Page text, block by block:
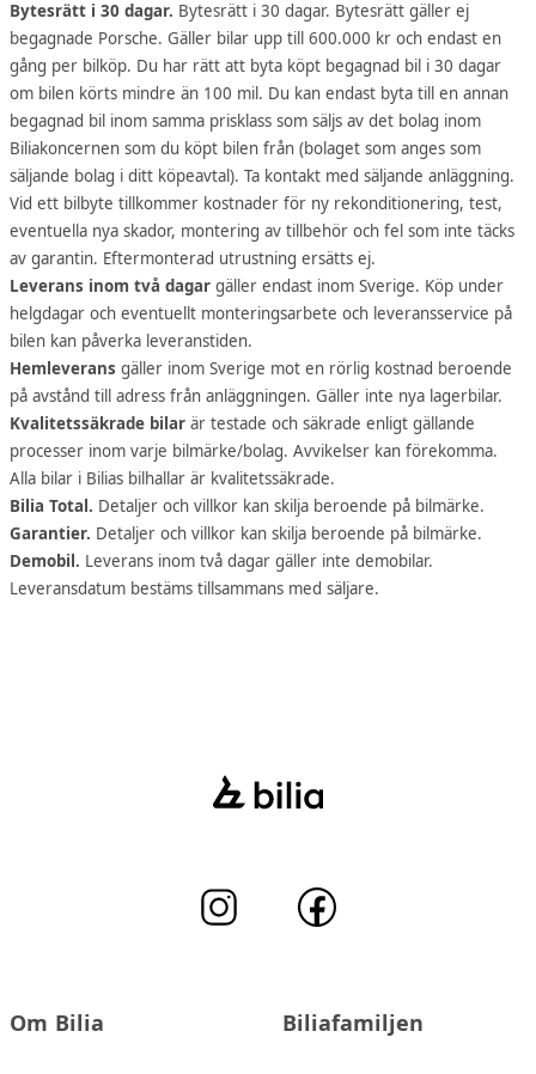
Bytesrätt i 30 dagar. Bytesrätt i 30 dagar. Bytesrätt gäller ej
begagnade Porsche. Gäller bilar upp till 600.000 kr och endast en
gång per bilköp. Du har rätt att byta köpt begagnad bil i 30 dagar
om bilen körts mindre än 100 mil. Du kan endast byta till en annan
begagnad bil inom samma prisklass som säljs av det bolag inom
Biliakoncernen som du köpt bilen från (bolaget som anges som
säljande bolag i ditt köpeavtal). Ta kontakt med säljande anläggning.
Vid ett bilbyte tillkommer kostnader för ny rekonditionering, test,
eventuella nya skador, montering av tillbehör och fel som inte täcks
av garantin. Eftermonterad utrustning ersätts ej.
Leverans inom två dagar gäller endast inom Sverige. Köp under
helgdagar och eventuellt monteringsarbete och leveransservice på
bilen kan påverka leveranstiden.
Hemleverans gäller inom Sverige mot en rörlig kostnad beroende
på avstånd till adress från anläggningen. Gäller inte nya lagerbilar.
Kvalitetssäkrade bilar är testade och säkrade enligt gällande
processer inom varje bilmärke/bolag. Avvikelser kan förekomma.
Alla bilar i Bilias bilhallar är kvalitetssäkrade.
Bilia Total. Detaljer och villkor kan skilja beroende på bilmärke.
Garantier. Detaljer och villkor kan skilja beroende på bilmärke.
Demobil. Leverans inom två dagar gäller inte demobilar.
Leveransdatum bestäms tillsammans med säljare.
Om Bilia Biliafamiljen